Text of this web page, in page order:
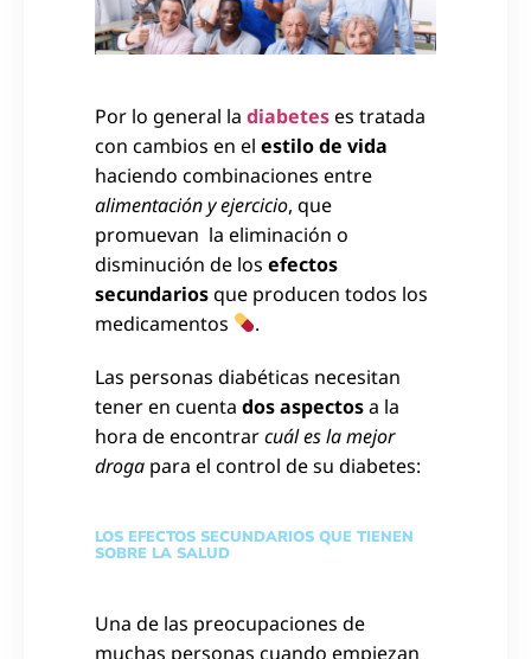
Por lo general la diabeteses tratada
con cambios en el estilo de vida
haciendo combinaciones entre
alimentación y ejercicio, que
promuevan la eliminación o
disminución de los efectos
secundariosque producen todos los
medicamentos
.
Las personas diabéticas necesitan
tener en cuenta dos aspectosa la
hora de encontrarcuál es la mejor
droga para el control de su diabetes:
LOS EFECTOS SECUNDARIOS QUE TIENEN
SOBRE LA SALUD
Una de las preocupaciones de
muchas personas cuando empiezan